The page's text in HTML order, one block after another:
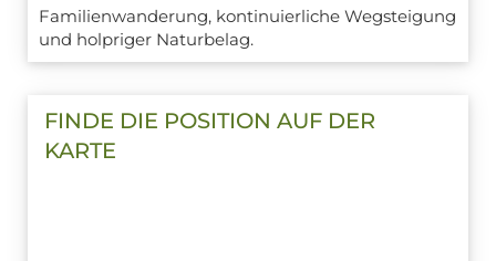
Familienwanderung, kontinuierliche Wegsteigung
und holpriger Naturbelag.
FINDE DIE POSITION AUF DER
KARTE